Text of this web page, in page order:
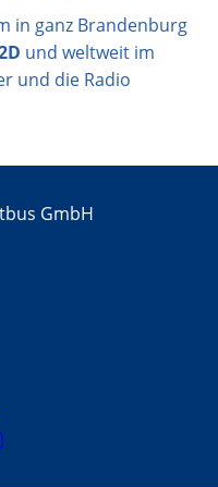
in ganz Brandenburg
und weltweit im
und die Radio
GmbH